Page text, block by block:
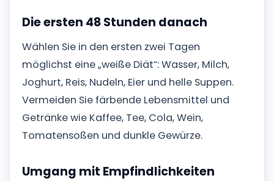
Die ersten 48 Stunden danach
Wählen Sie in den ersten zwei Tagen
möglichst eine „weiße Diät“: Wasser, Milch,
Joghurt, Reis, Nudeln, Eier und helle Suppen.
Vermeiden Sie färbende Lebensmittel und
Getränke wie Kaffee, Tee, Cola, Wein,
Tomatensoßen und dunkle Gewürze.
Umgang mit Empfindlichkeiten